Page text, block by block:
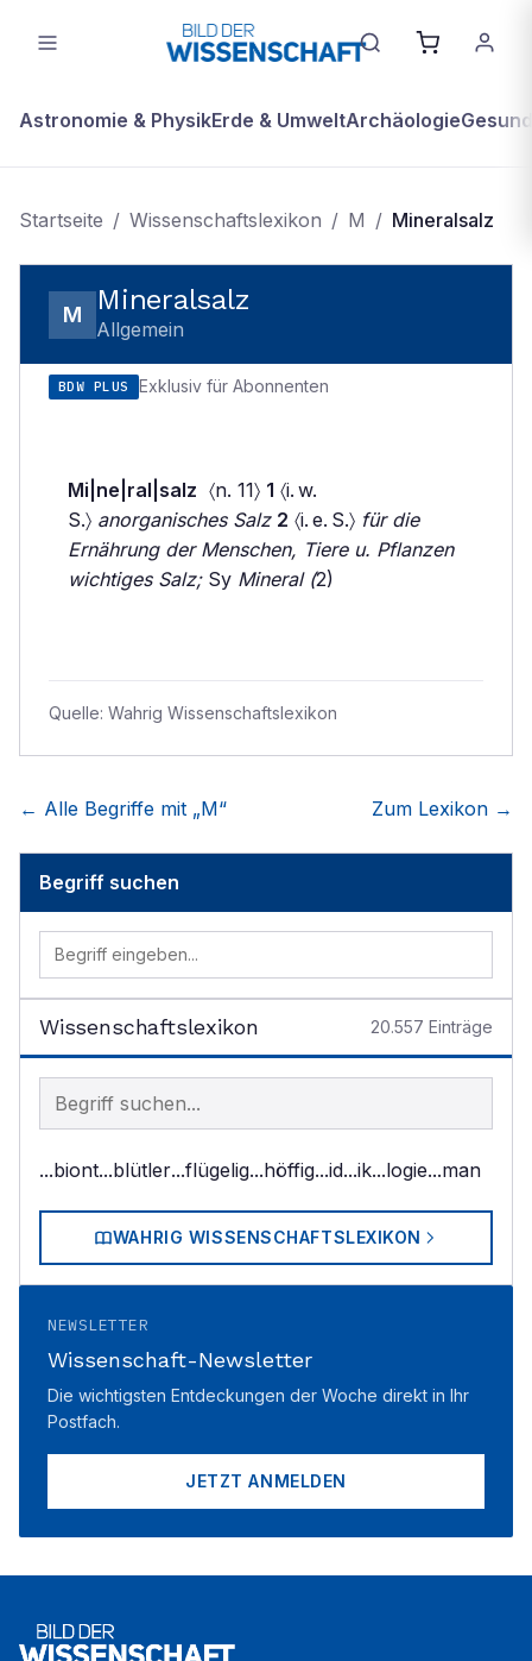
Astronomie & PhysikErde & UmweltArchäologie
Startseite / Wissenschaftslexikon / M / Mineralsalz
M Mineralsalz
Allgemein
BDW PLUS Exklusiv für Abonnenten
Mi|ne|ral|salz 〈n. 11〉 1 〈i. w.
S.〉 anorganisches Salz 2 〈i. e. S.〉 für die
Ernährung der Menschen, Tiere u. Pflanzen
wichtiges Salz;Sy Mineral (2)
Quelle: Wahrig Wissenschaftslexikon
← Alle Begriffe mit „M“ Zum Lexikon →
Begriff suchen
Wissenschaftslexikon 20.557 Einträge
Begriff im Lexikon suchen
...biont...blütler...flügelig...höffig...id...ik...logie...man
WAHRIG WISSENSCHAFTSLEXIKON
NEWSLETTER
Wissenschaft-Newsletter
Die wichtigsten Entdeckungen der Woche direkt in Ihr
Postfach.
JETZT ANMELDEN